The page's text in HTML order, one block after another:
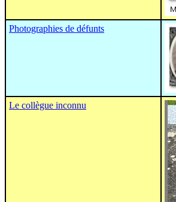
Photographies de défunts
Le collègue inconnu